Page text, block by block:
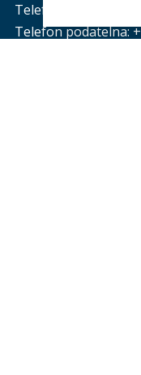
Telefon: +420 221
Telefon podatelna: